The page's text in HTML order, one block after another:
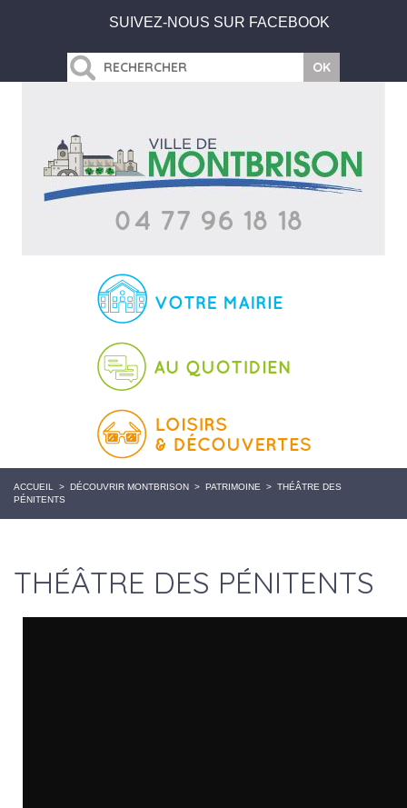
SUIVEZ-NOUS SUR FACEBOOK
ACCUEIL > DÉCOUVRIR MONTBRISON > PATRIMOINE > THÉÂTRE DES
PÉNITENTS
THÉÂTRE DES PÉNITENTS